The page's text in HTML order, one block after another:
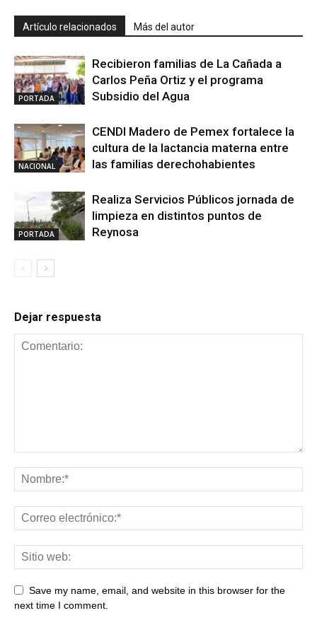
Artículo relacionados Más del autor
PORTADA
Recibieron familias de La Cañada a
Carlos Peña Ortiz y el programa
Subsidio del Agua
NACIONAL
CENDI Madero de Pemex fortalece la
cultura de la lactancia materna entre
las familias derechohabientes
PORTADA
Realiza Servicios Públicos jornada de
limpieza en distintos puntos de
Reynosa
Dejar respuesta
Save my name, email, and website in this browser for the
next time I comment.